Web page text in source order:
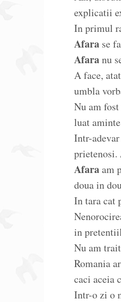
explicatii
In primul
Afara se
Afaranu
A face,
umbla
Nu am fost
luat
Intr-adevar
prietenosi.
Afaraam
doua in
In tara cat
in
Nu am
Romania
caci aceia
Intr-o zi o